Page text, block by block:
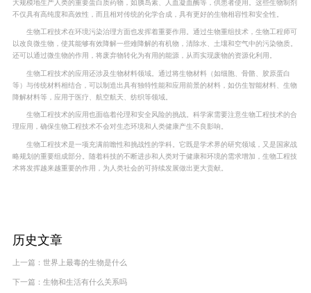
大规模地生产人类的重要蛋白质药物，如胰岛素、人血凝血酶等，供患者使用。这些生物制剂
不仅具有高纯度和高效性，而且相对传统的化学合成，具有更好的生物相容性和安全性。
生物工程技术在环境污染治理方面也发挥着重要作用。通过生物重组技术，生物工程师可
以改良微生物，使其能够有效降解一些难降解的有机物，清除水、土壤和空气中的污染物质。
还可以通过微生物的作用，将废弃物转化为有用的能源，从而实现废物的资源化利用。
生物工程技术的应用还涉及生物材料领域。通过将生物材料（如细胞、骨骼、胶原蛋白
等）与传统材料相结合，可以制造出具有独特性能和应用前景的材料，如仿生智能材料、生物
降解材料等，应用于医疗、航空航天、纺织等领域。
生物工程技术的应用也面临着伦理和安全风险的挑战。科学家需要注意生物工程技术的合
理应用，确保生物工程技术不会对生态环境和人类健康产生不良影响。
生物工程技术是一项充满前瞻性和挑战性的学科。它既是学术界的研究领域，又是国家战
略规划的重要组成部分。随着科技的不断进步和人类对于健康和环境的需求增加，生物工程技
术将发挥越来越重要的作用，为人类社会的可持续发展做出更大贡献。
历史文章
上一篇： 世界上最毒的生物是什么
下一篇： 生物和生活有什么关系吗